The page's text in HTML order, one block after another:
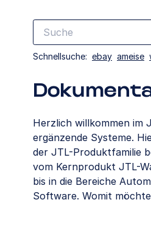
Schnellsuche: ebay ameise
Herzlich willkommen im
ergänzende Systeme.
der JTL-Produktfamilie
vom Kernprodukt JTL-
bis in die Bereiche
Software. Womit